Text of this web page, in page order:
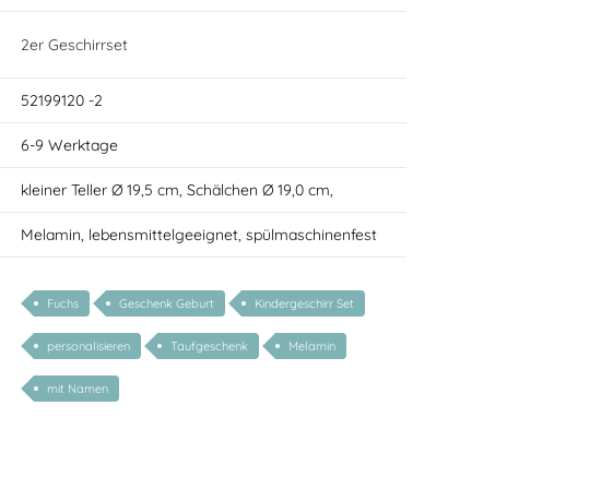
2er Geschirrset
52199120 -2
6-9 Werktage
kleiner Teller Ø 19,5 cm, Schälchen Ø 19,0 cm,
Melamin, lebensmittelgeeignet, spülmaschinenfest
Fuchs Geschenk Geburt Kindergeschirr Set
personalisieren Taufgeschenk Melamin
mit Namen